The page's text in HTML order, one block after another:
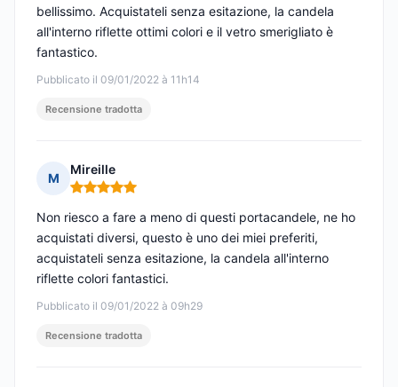
Pubblicato il 09/01/2022 à 11h14
bellissimo. Acquistateli senza esitazione, la candela
all'interno riflette ottimi colori e il vetro smerigliato è
fantastico.
Recensione tradotta
M
Mireille
Nota: 5 su 5
Pubblicato il 09/01/2022 à 09h29
Non riesco a fare a meno di questi portacandele, ne ho
acquistati diversi, questo è uno dei miei preferiti,
acquistateli senza esitazione, la candela all'interno
riflette colori fantastici.
Recensione tradotta